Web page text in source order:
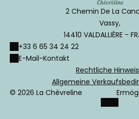
2 Chemin De La
Vassy,
14410 VALDALLIÈRE -
+33 6 65 34 24 22
E-Mail-Kontakt
Rechtliche
Allgemeine
© 2026 La Chèvreline